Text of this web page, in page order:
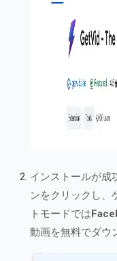
インストールが成
ンをクリックし、
トモードでは
動画を無料でダウ